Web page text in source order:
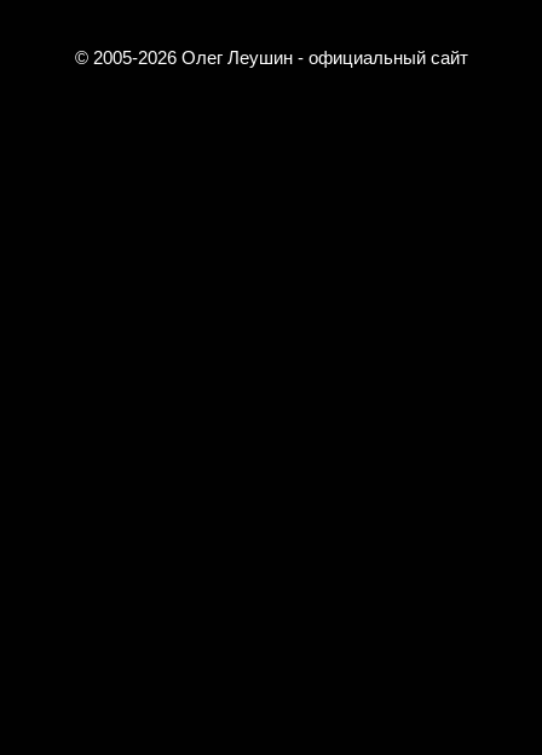
© 2005-2026 Олег Леушин- официальный сайт